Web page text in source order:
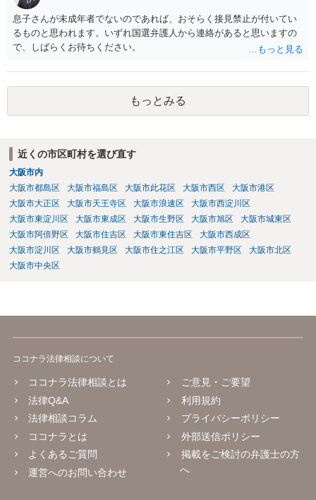
息子さんが未成年者でないのであれば、おそらく接見禁止が付いてい
るものと思われます。いずれ国選弁護人から連絡があると思いますの
で、しばらくお待ちください。
もっとみる
近くの市区町村を選び直す
大阪市内
大阪市都島区
大阪市福島区 大阪市此花区 大阪市西区
大阪市港区
大阪市大正区
大阪市天王寺区 大阪市浪速区
大阪市西淀川区
大阪市東淀川区
大阪市東成区 大阪市生野区 大阪市旭区
大阪市城東区
大阪市阿倍野区
大阪市住吉区 大阪市東住吉区
大阪市西成区
大阪市淀川区
大阪市鶴見区 大阪市住之江区 大阪市平野区
大阪市北区
大阪市中央区
ココナラ法律相談について
ココナラ法律相談とは
法律Q&A
法律相談コラム
ココナラとは
よくあるご質問
運営へのお問い合わせ
ご意見・ご要望
利用規約
プライバシーポリシー
外部送信ポリシー
掲載をご検討の弁護士の方
へ